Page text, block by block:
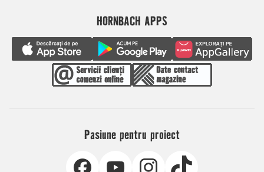
HORNBACH APPS
Pasiune pentru proiect